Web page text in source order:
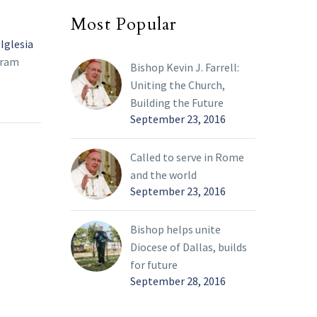
cambio”: hispanos en el
sínodo diocesano
Fernández Jiménez es
catequista en las clases
parroquia de San José en
Richardson y motivado
por ver más participación
sínodo diocesano,
celebrada el 15 de
febrero en la parroquia
de María Inmaculada en
09 Mar 2022
Most Popular
Bishop Kevin J. Farrell:
Uniting the Church,
Building the Future
September 23, 2016
Called to serve in Rome
and the world
September 23, 2016
Bishop helps unite
Diocese of Dallas, builds
for future
September 28, 2016